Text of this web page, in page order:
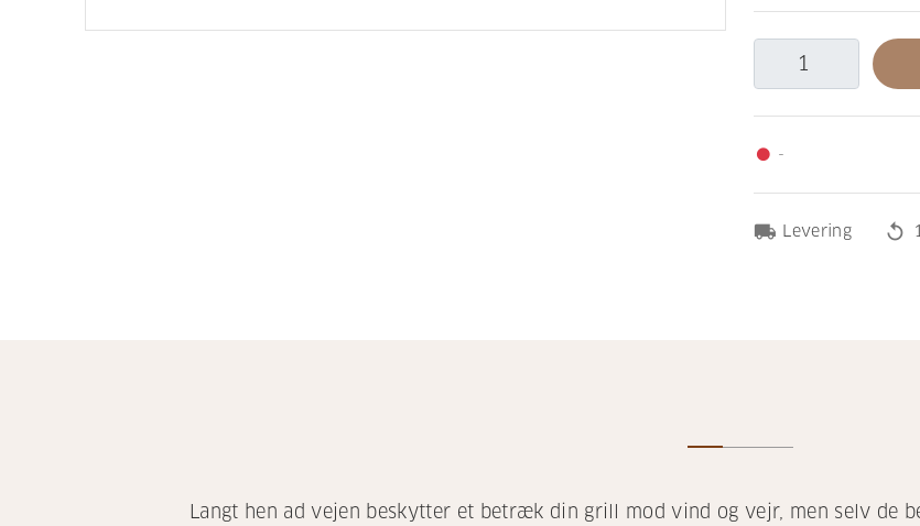
fiber_manual_record -
local_shipping Levering replay
Langt hen ad vejen beskytter et betræk din grill mod vind og vejr, men selv de